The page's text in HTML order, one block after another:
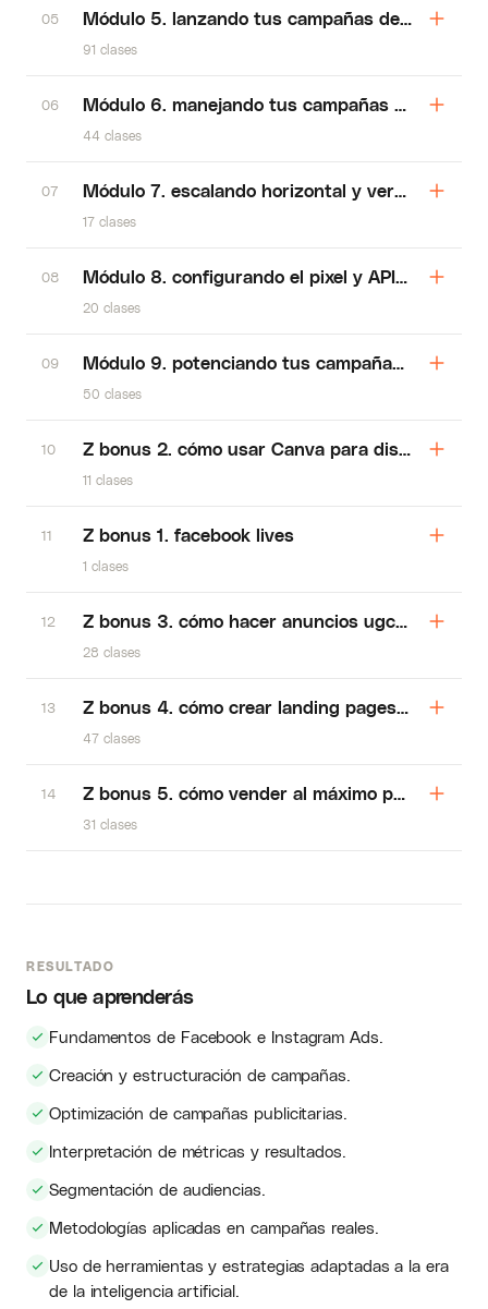
RESULTADO
Lo que aprenderás
Fundamentos de Facebook e Instagram Ads.
Creación y estructuración de campañas.
Optimización de campañas publicitarias.
Interpretación de métricas y resultados.
Segmentación de audiencias.
Metodologías aplicadas en campañas reales.
Uso de herramientas y estrategias adaptadas a la era
de la inteligencia artificial.
05 Módulo 5. lanzando tus campañas de meta
91 clases
06 Módulo 6. manejando tus campañas
44 clases
07 Módulo 7. escalando horizontal y
17 clases
08 Módulo 8. configurando el pixel y API de
20 clases
09 Módulo 9. potenciando tus campañas con
50 clases
10 Z bonus 2. cómo usar Canva para diseñar
11 clases
11 Z bonus 1. facebook lives
1 clases
12 Z bonus 3. cómo hacer anuncios ugc
28 clases
13 Z bonus 4. cómo crear landing pages que
47 clases
14 Z bonus 5. cómo vender al máximo por
31 clases